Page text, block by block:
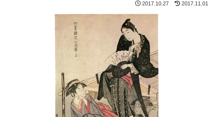
2017.10.27 2017.11.01